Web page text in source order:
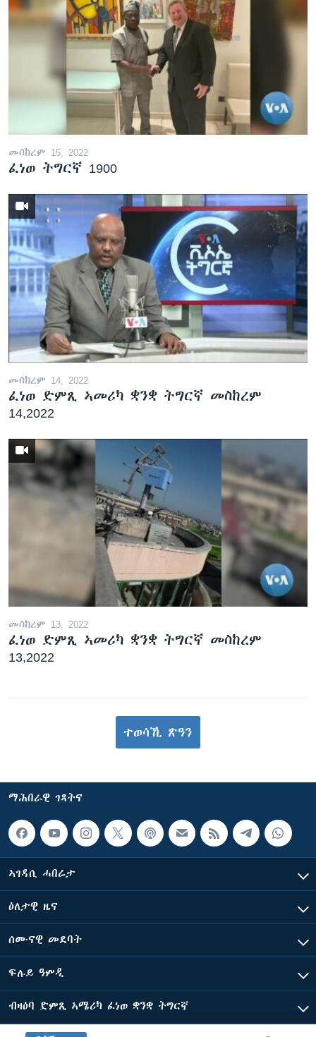
መስከረም 15, 2022
ፈነወ ትግርኛ 1900
መስከረም 14, 2022
ፈነወ ድምጺ ኣመሪካ ቋንቋ ትግርኛ መስከረም
14,2022
መስከረም 13, 2022
ፈነወ ድምጺ ኣመሪካ ቋንቋ ትግርኛ መስከረም
13,2022
ተወሳኺ ጽዓን
ማሕበራዊ ገጻትና
ኣገዳሲ ሓበሬታ
ዕለታዊ ዜና
ሰሙናዊ መደባት
ፍሉይ ዓምዲ
ብዛዕባ ድምጺ ኣሜሪካ ፈነወ ቋንቋ ትግርኛ